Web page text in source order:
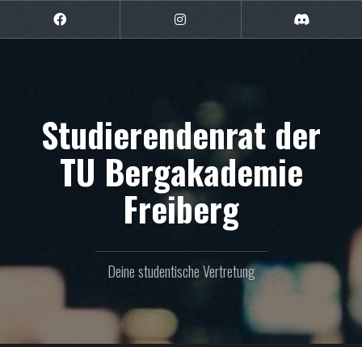
springen
Facebook
Studierendenrat der
TU Bergakademie
Freiberg
Deine studentische Vertretung